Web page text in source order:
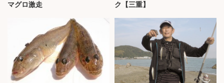
マグロ激走
ク【三重】